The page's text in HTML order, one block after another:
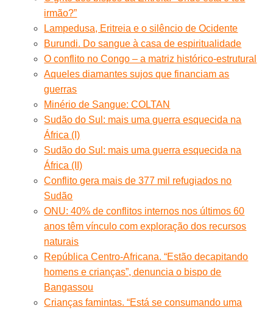
irmão?”
Lampedusa, Eritreia e o silêncio de Ocidente
Burundi. Do sangue à casa de espiritualidade
O conflito no Congo – a matriz histórico-estrutural
Aqueles diamantes sujos que financiam as
guerras
Minério de Sangue: COLTAN
Sudão do Sul: mais uma guerra esquecida na
África (I)
Sudão do Sul: mais uma guerra esquecida na
África (II)
Conflito gera mais de 377 mil refugiados no
Sudão
ONU: 40% de conflitos internos nos últimos 60
anos têm vínculo com exploração dos recursos
naturais
República Centro-Africana. “Estão decapitando
homens e crianças”, denuncia o bispo de
Bangassou
Crianças famintas. “Está se consumando uma